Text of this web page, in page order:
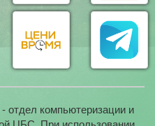
отдел компьютеризации и